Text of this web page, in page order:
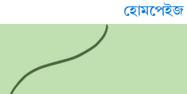
হোমপেইজ